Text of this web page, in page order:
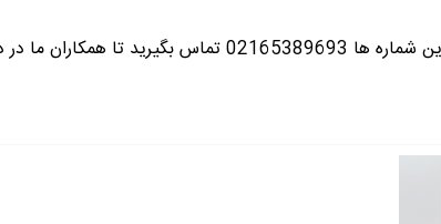
02165389693
تماس بگیرید تا همکاران ما در